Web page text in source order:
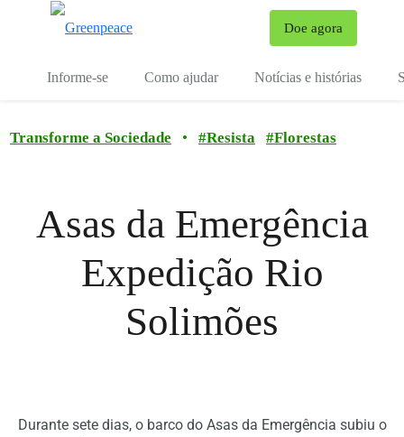
Doe agora
Informe-se Como ajudar Notícias e histórias
Transforme a Sociedade • #Resista #Florestas
Asas da Emergência
Expedição Rio
Solimões
Durante sete dias, o barco do Asas da Emergência subiu o